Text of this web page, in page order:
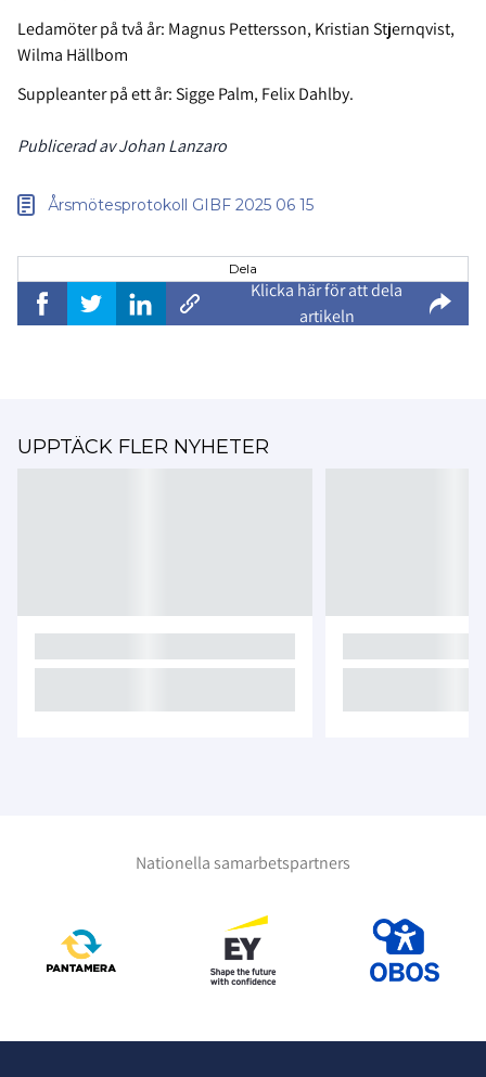
Ledamöter på två år: Magnus Pettersson, Kristian Stjernqvist,
Wilma Hällbom
Suppleanter på ett år: Sigge Palm, Felix Dahlby.
Publicerad av Johan Lanzaro
Årsmötesprotokoll GIBF 2025 06 15
Dela
Klicka här för att dela
artikeln
UPPTÄCK FLER NYHETER
Nationella samarbetspartners